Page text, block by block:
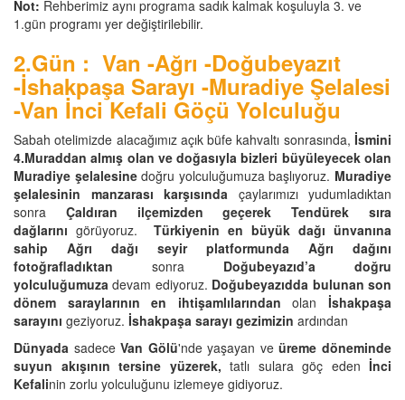
Not: Rehberimiz aynı programa sadık kalmak koşuluyla 3. ve
1.gün programı yer değiştirilebilir.
2.Gün : Van -Ağrı -Doğubeyazıt
-İshakpaşa Sarayı -Muradiye Şelalesi
-Van İnci Kefali Göçü Yolculuğu
Sabah otelimizde alacağımız açık büfe kahvaltı sonrasında, İsmini
4.Muraddan almış olan ve doğasıyla bizleri büyüleyecek olan
Muradiye şelalesinedoğru yolculuğumuza başlıyoruz. Muradiye
şelalesinin manzarası karşısında çaylarımızı yudumladıktan
sonra Çaldıran ilçemizden geçerek Tendürek sıra
dağlarını görüyoruz. Türkiyenin en büyük dağı ünvanına
sahip Ağrı dağı seyir platformunda Ağrı dağını
fotoğrafladıktan sonra Doğubeyazıd’a doğru
yolculuğumuza devam ediyoruz. Doğubeyazıdda bulunan son
dönem saraylarının en ihtişamlılarından olanİshakpaşa
sarayını geziyoruz. İshakpaşa sarayı gezimizin ardından
Dünyada sadeceVan Gölü'nde yaşayan veüreme döneminde
suyun akışının tersine yüzerek, tatlı sulara göç eden İnci
Kefalinin zorlu yolculuğunu izlemeye gidiyoruz.